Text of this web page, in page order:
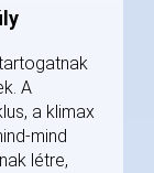
A
a klimax
mind
létre,